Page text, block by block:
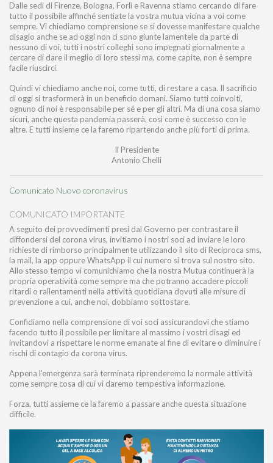
Dalle sedi di Firenze, Bologna, Forlì e Ravenna stiamo cercando di fare
tutto il possibile affinché sentiate la vostra mutua vicina a voi come
sempre. Vi chiediamo comprensione se si dovesse manifestare qualche
disagio anche se ad oggi non ci sono giunte lamentele da parte di
nessuno di voi, tutti i nostri colleghi sono impegnati giornalmente a
cercare di dare il meglio di loro stessi ma, come capite, non è sempre
facile riuscirci.
Quindi vi chiediamo anche noi, come tutti, di restare a casa. Il sacrificio
di oggi si trasformerà in un beneficio domani. Siamo tutti coinvolti,
ognuno di noi è responsabile per sé e per gli altri. Ma di una cosa siamo
sicuri, anche questa pandemia passerà, così come è successo con le
altre. E tutti insieme ce la faremo ripartendo anche più forti di prima.
Il Presidente
Antonio Chelli
Comunicato Nuovo coronavirus
COMUNICATO IMPORTANTE
A seguito dei provvedimenti presi dal Governo per contrastare il
diffondersi del corona virus, invitiamo i nostri soci ad inviare le loro
richieste di rimborso principalmente utilizzando il sito di Reciproca sms,
la mail, la app oppure WhatsApp il cui numero si trova sul nostro sito.
Allo stesso tempo vi comunichiamo che la nostra Mutua continuerà la
propria operatività come sempre ma che potranno accadere piccoli
ritardi o rallentamenti nella attività quotidiana dovuti alle misure di
prevenzione a cui, anche noi, dobbiamo sottostare.
Confidiamo nella comprensione di voi soci assicurandovi che stiamo
facendo tutto il possibile per limitare al massimo i vostri disagi ed
invitandovi a rispettare le norme emanate al fine di evitare o diminuire i
rischi di contagio da corona virus.
Appena l’emergenza sarà terminata riprenderemo la normale attività
come sempre cosa di cui vi daremo tempestiva informazione.
Forza, tutti assieme ce la faremo a passare anche questa situazione
difficile.